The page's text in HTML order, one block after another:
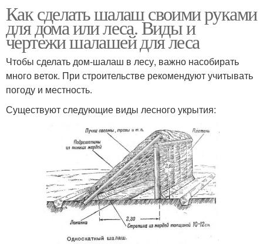
Как сделать шалаш своими руками
для дома или леса. Виды и
чертежи шалашей для леса
Чтобы сделать дом-шалаш в лесу, важно насобирать
много веток. При строительстве рекомендуют учитывать
погоду и местность.
Существуют следующие виды лесного укрытия: